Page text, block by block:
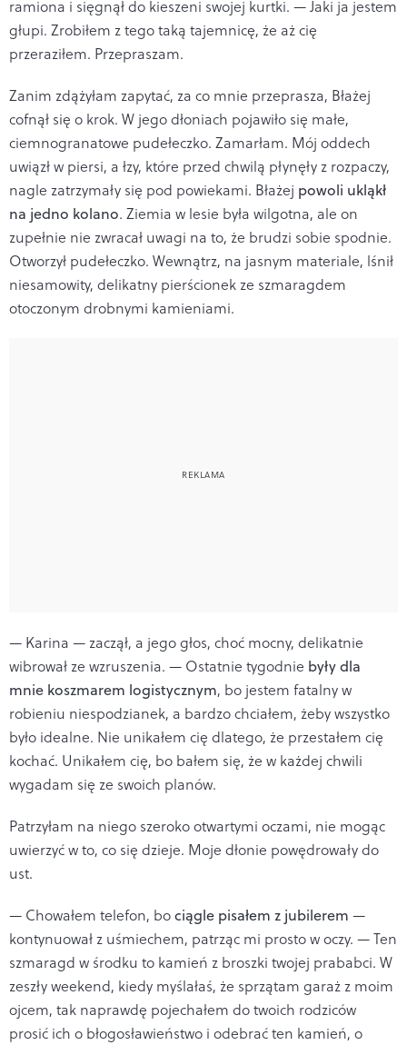
ramiona i sięgnął do kieszeni swojej kurtki. — Jaki ja jestem
głupi. Zrobiłem z tego taką tajemnicę, że aż cię
przeraziłem. Przepraszam.
Zanim zdążyłam zapytać, za co mnie przeprasza, Błażej
cofnął się o krok. W jego dłoniach pojawiło się małe,
ciemnogranatowe pudełeczko. Zamarłam. Mój oddech
uwiązł w piersi, a łzy, które przed chwilą płynęły z rozpaczy,
nagle zatrzymały się pod powiekami. Błażej powoli ukląkł
na jedno kolano. Ziemia w lesie była wilgotna, ale on
zupełnie nie zwracał uwagi na to, że brudzi sobie spodnie.
Otworzył pudełeczko. Wewnątrz, na jasnym materiale, lśnił
niesamowity, delikatny pierścionek ze szmaragdem
otoczonym drobnymi kamieniami.
— Karina — zaczął, a jego głos, choć mocny, delikatnie
wibrował ze wzruszenia. — Ostatnie tygodnie były dla
mnie koszmarem logistycznym, bo jestem fatalny w
robieniu niespodzianek, a bardzo chciałem, żeby wszystko
było idealne. Nie unikałem cię dlatego, że przestałem cię
kochać. Unikałem cię, bo bałem się, że w każdej chwili
wygadam się ze swoich planów.
Patrzyłam na niego szeroko otwartymi oczami, nie mogąc
uwierzyć w to, co się dzieje. Moje dłonie powędrowały do
ust.
— Chowałem telefon, bociągle pisałem z jubilerem —
kontynuował z uśmiechem, patrząc mi prosto w oczy. — Ten
szmaragd w środku to kamień z broszki twojej prababci. W
zeszły weekend, kiedy myślałaś, że sprzątam garaż z moim
ojcem, tak naprawdę pojechałem do twoich rodziców
prosić ich o błogosławieństwo i odebrać ten kamień, o